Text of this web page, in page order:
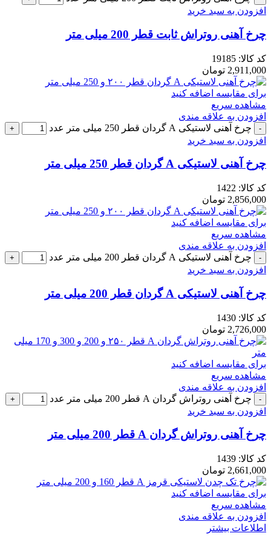
افزودن به سبد خرید
چرخ آهنی روتراش ثابت قطر 200 میلی متر
کد کالا: 19185
2,911,000 تومان
برای مقایسه اضافه کنید
مشاهده سریع
افزودن به علاقه مندی
چرخ آهنی لاستیکی A گردان قطر 250 میلی متر عدد
افزودن به سبد خرید
چرخ آهنی لاستیکی A گردان قطر 250 میلی متر
کد کالا: 1422
2,856,000 تومان
برای مقایسه اضافه کنید
مشاهده سریع
افزودن به علاقه مندی
چرخ آهنی لاستیکی A گردان قطر 200 میلی متر عدد
افزودن به سبد خرید
چرخ آهنی لاستیکی A گردان قطر 200 میلی متر
کد کالا: 1430
2,726,000 تومان
برای مقایسه اضافه کنید
مشاهده سریع
افزودن به علاقه مندی
چرخ آهنی روتراش گردان A قطر 200 میلی متر عدد
افزودن به سبد خرید
چرخ آهنی روتراش گردان A قطر 200 میلی متر
کد کالا: 1439
2,661,000 تومان
برای مقایسه اضافه کنید
مشاهده سریع
افزودن به علاقه مندی
اطلاعات بیشتر